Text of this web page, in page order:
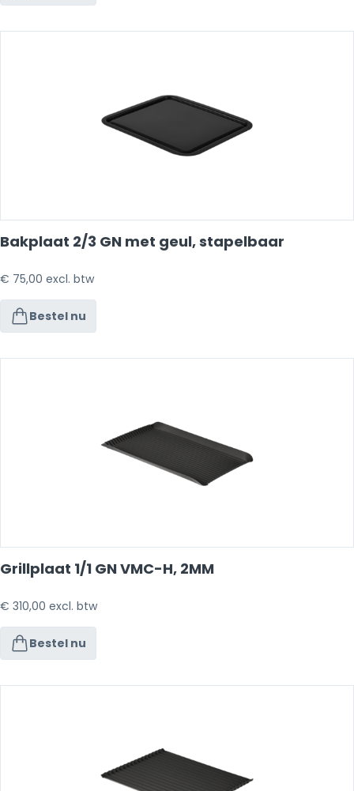
Bakplaat 2/3 GN met geul, stapelbaar
€ 75,00 excl. btw
Bestel nu
Grillplaat 1/1 GN VMC-H, 2MM
€ 310,00 excl. btw
Bestel nu